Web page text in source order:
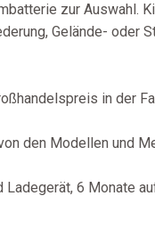
zur Auswahl.
Gelände- oder
in der
den Modellen und
6 Monate